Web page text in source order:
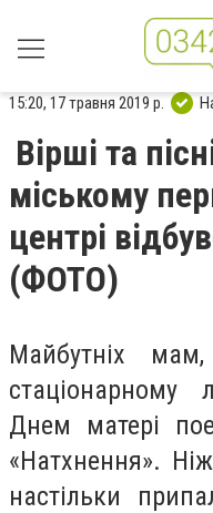
15:20, 17 травня 2019 р.
Вірші та
міському
центрі
(ФОТО)
Майбутніх
стаціонарному
Днем матері
«Натхнення».
настільки